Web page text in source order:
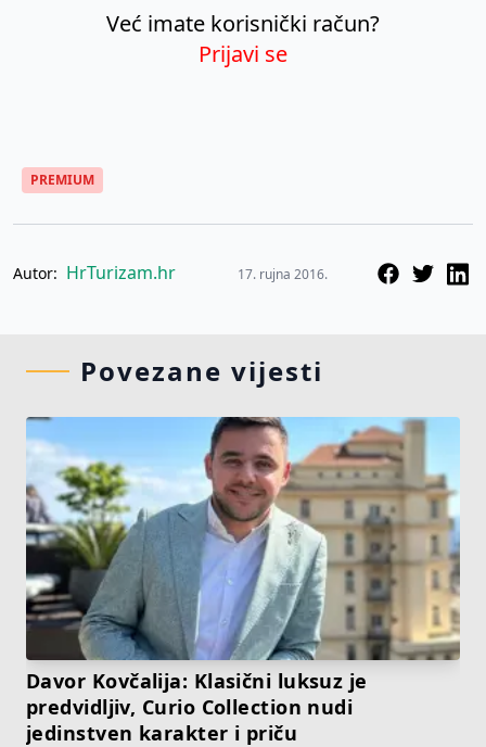
Već imate korisnički račun?
Prijavi se
PREMIUM
Autor: HrTurizam.hr 17. rujna 2016.
Povezane vijesti
Davor Kovčalija: Klasični luksuz je
predvidljiv, Curio Collection nudi
jedinstven karakter i priču